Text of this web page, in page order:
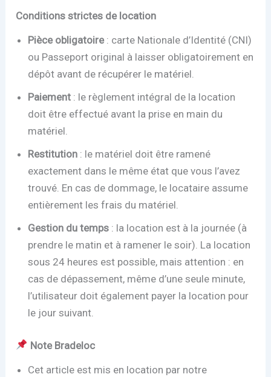
Conditions strictes de location
Pièce obligatoire: carte Nationale d’Identité (CNI)
ou Passeport original à laisser obligatoirement en
dépôt avant de récupérer le matériel.
Paiement : le règlement intégral de la location
doit être effectué avant la prise en main du
matériel.
Restitution : le matériel doit être ramené
exactement dans le même état que vous l’avez
trouvé. En cas de dommage, le locataire assume
entièrement les frais du matériel.
Gestion du temps : la location est à la journée (à
prendre le matin et à ramener le soir). La location
sous 24 heures est possible, mais attention : en
cas de dépassement, même d’une seule minute,
l’utilisateur doit également payer la location pour
le jour suivant.
Note Bradeloc
Cet article est mis en location par notre